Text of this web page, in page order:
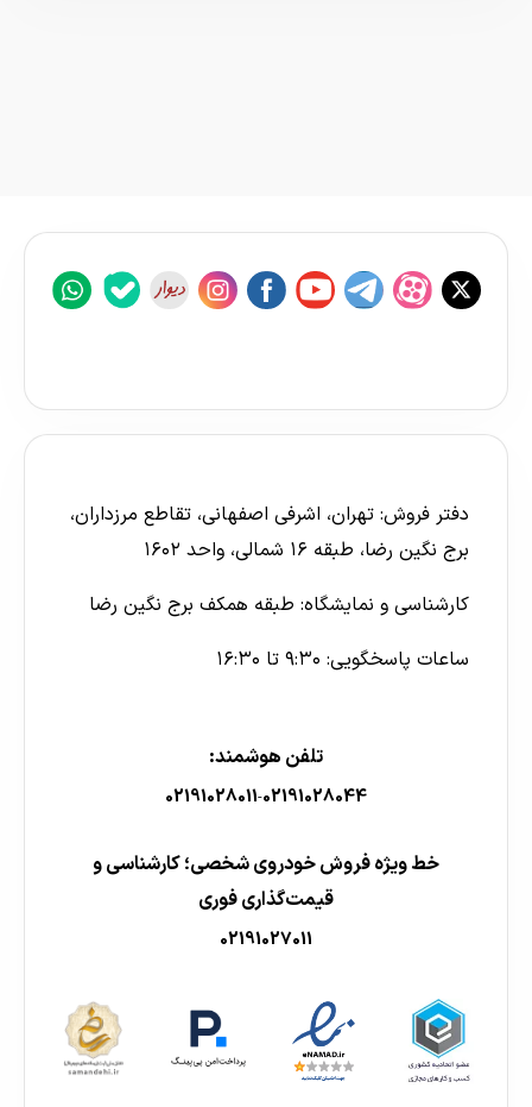
دفتر فروش: تهران، اشرفی اصفهانی، تقاطع مرزداران،
برج نگین رضا، طبقه ۱۶ شمالی، واحد ۱۶۰۲
کارشناسی و نمایشگاه: طبقه همکف برج نگین رضا
ساعات پاسخگویی: ۹:۳۰ تا ۱۶:۳۰
تلفن هوشمند:
02191028011-02191028044
خط ویژه فروش خودروی شخصی؛ کارشناسی و
قیمت‌گذاری فوری
02191027011